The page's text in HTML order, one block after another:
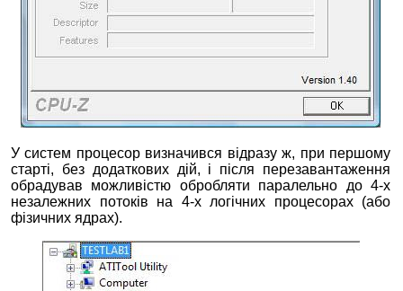
У систем процесор визначився відразу ж, при першому
старті, без додаткових дій, і після перезавантаження
обрадував можливістю обробляти паралельно до 4-х
незалежних потоків на 4-х логічних процесорах (або
фізичних ядрах).